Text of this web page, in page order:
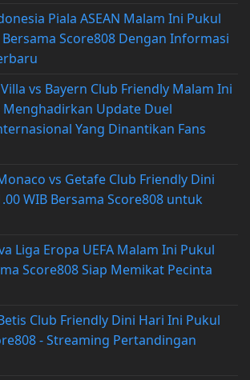
Piala ASEAN Malam Ini Pukul
Score808 Dengan Informasi
vs Bayern Club Friendly Malam Ini
Menghadirkan Update Duel
Yang Dinantikan Fans
vs Getafe Club Friendly Dini
WIB Bersama Score808 untuk
Liga Eropa UEFA Malam Ini Pukul
Score808 Siap Memikat Pecinta
Club Friendly Dini Hari Ini Pukul
- Streaming Pertandingan